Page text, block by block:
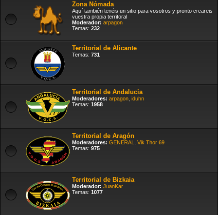
Zona Nómada
Aquí también tenéis un sitio para vosotros y pronto creareis
vuestra propia territoral
Moderador: arpagon
Temas: 232
Territorial de Alicante
Temas: 731
Territorial de Andalucia
Moderadores: arpagon iduhn
Temas: 1958
Territorial de Aragón
Moderadores: GENERAL
Vik Thor 69
Temas: 975
Territorial de Bizkaia
Moderador: JuanKar
Temas: 1077